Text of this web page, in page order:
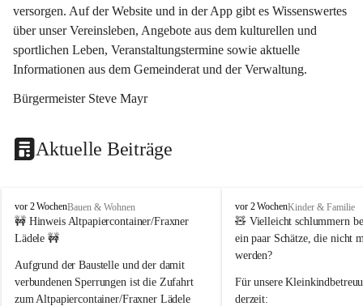
versorgen. Auf der Website und in der App gibt es Wissenswertes
über unser Vereinsleben, Angebote aus dem kulturellen und
sportlichen Leben, Veranstaltungstermine sowie aktuelle
Informationen aus dem Gemeinderat und der Verwaltung.
Bürgermeister Steve Mayr
Aktuelle Beiträge
F
r
a
e
r
n
vor 2 WochenBauen & Wohnen
🚧 Hinweis Altpapiercontainer/Fraxner
Lädele 🚧
Aufgrund der Baustelle und der damit
verbundenen Sperrungen ist die Zufahrt
zum Altpapiercontainer/Fraxner Lädele
F
r
a
x
r
n
vor 2 WochenKinder & Familie
🧸 Vielleicht schlummern
ein paar Schätze, die nicht
werden?
Für unsere
derzeit: